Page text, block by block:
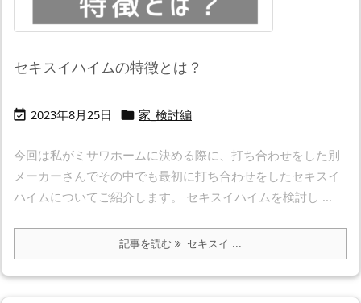
セキスイハイムの特徴とは？
 2023年8月25日  家_検討編
今回は私がミサワホームに決める際に、打ち合わせをした別
メーカーさんでその中でも最初に打ち合わせをしたセキスイ
ハイムについてご紹介します。 セキスイハイムを検討し ...
記事を読む セキスイ ...